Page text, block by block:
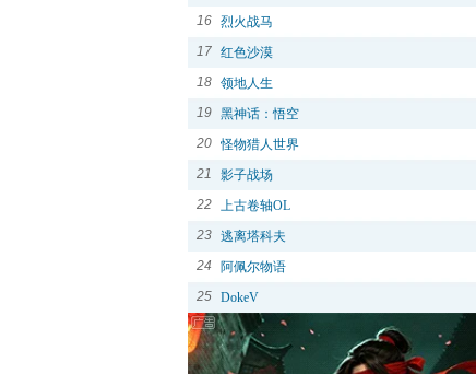
16 烈火战马
17 红色沙漠
18 领地人生
19 黑神话：悟空
20 怪物猎人世界
21
影子战场
22 上古卷轴OL
23 逃离塔科夫
24
阿佩尔物语
25 DokeV